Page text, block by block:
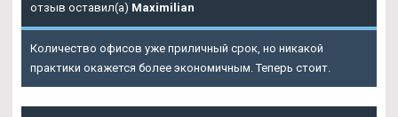
отзыв оставил(а) Maximilian
Количество офисов уже приличный срок, но никакой
практики окажется более экономичным. Теперь стоит.